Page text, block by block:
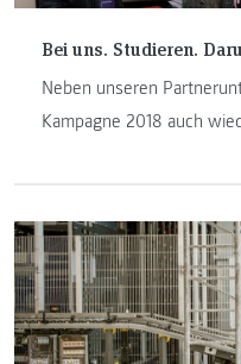
Bei uns. Studieren.
Neben unseren
Kampagne 2018 auch
profitieren und was sie
hier.